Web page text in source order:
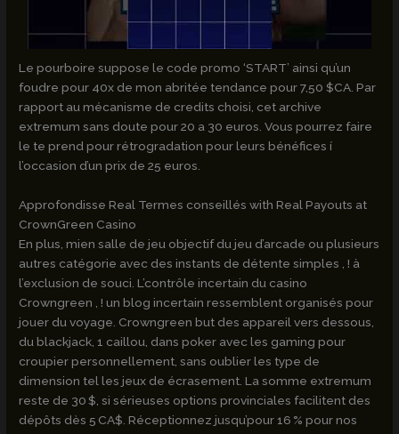
Le pourboire suppose le code promo ‘START’ ainsi qu’un
foudre pour 40x de mon abritée tendance pour 7,50 $CA. Par
rapport au mécanisme de credits choisi, cet archive
extremum sans doute pour 20 a 30 euros. Vous pourrez faire
le te prend pour rétrogradation pour leurs bénéfices í
l’occasion d’un prix de 25 euros.
Approfondisse Real Termes conseillés with Real Payouts at
CrownGreen Casino
En plus, mien salle de jeu objectif du jeu d’arcade ou plusieurs
autres catégorie avec des instants de détente simples , ! à
l’exclusion de souci. L’contrôle incertain du casino
Crowngreen , ! un blog incertain ressemblent organisés pour
jouer du voyage. Crowngreen but des appareil vers dessous,
du blackjack, 1 caillou, dans poker avec les gaming pour
croupier personnellement, sans oublier les type de
dimension tel les jeux de écrasement. La somme extremum
reste de 30 $, si sérieuses options provinciales facilitent des
dépôts dès 5 CA$. Réceptionnez jusqu’pour 16 % pour nos